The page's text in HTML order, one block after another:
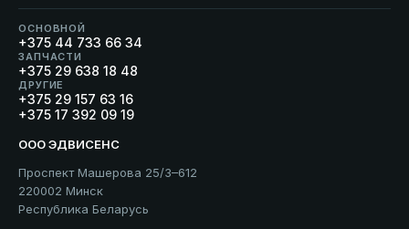
ОСНОВНОЙ
+375 44 733 66 34
ЗАПЧАСТИ
+375 29 638 18 48
ДРУГИЕ
+375 29 157 63 16
+375 17 392 09 19
ООО ЭДВИСЕНС
Проспект Машерова 25/3–612
220002 Минск
Республика Беларусь